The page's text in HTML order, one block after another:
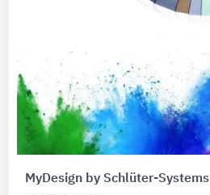
MyDesign by Schlüter-Systems